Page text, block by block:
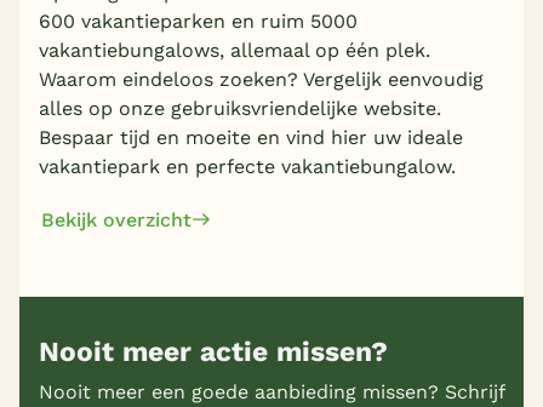
600 vakantieparken en ruim 5000
vakantiebungalows, allemaal op één plek.
Waarom eindeloos zoeken? Vergelijk eenvoudig
alles op onze gebruiksvriendelijke website.
Bespaar tijd en moeite en vind hier uw ideale
vakantiepark en perfecte vakantiebungalow.
Bekijk overzicht
Nooit meer actie missen?
Nooit meer een goede aanbieding missen? Schrijf